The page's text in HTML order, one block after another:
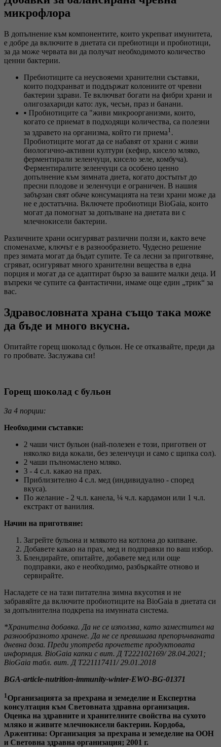
микрофлора
В допълнение към компонентите, които укрепват имунитета,
е добре да включите в диетата си пребиотици и пробиотици,
за да може червата ви да получат необходимото количество
ценни бактерии.
Пребиотиците са неусвояеми хранителни съставки,
които подхранват и поддържат колониите от чревни
бактерии здрави. Те включват богати на фибри храни и
олигозахариди като: лук, чесън, праз и банани.
▪ Пробиотиците са "живи микроорганизми, които,
когато се приемат в подходящи количества, са полезни
за здравето на организма, който ги приема1 .
Пробиотиците могат да се набавят от храни с живи
биологично-активни култури (кефир, кисело мляко,
ферментирали зеленчуци, кисело зеле, комбуча).
Ферментиралите зеленчуци са особено ценно
допълнение към зимната диета, когато достъпът до
пресни плодове и зеленчуци е ограничен. В нашия
забързан свят обаче консумацията на тези храни може да
не е достатъчна. Включете пробиотици BioGaia, които
могат да помогнат за допълване на диетата ви с
млечнокисели бактерии.
Различните храни осигуряват различни ползи и, както вече
споменахме, ключът е в разнообразието. Чудесно решение
през зимата могат да бъдат супите. Те са лесни за приготвяне,
сгряват, осигуряват много хранителни вещества в една
порция и могат да се адаптират бързо за вашите малки деца. И
въпреки че супите са фантастични, имаме още един „трик“ за
вас.
Здравословната храна също така може
да бъде и много вкусна.
Опитайте горещ шоколад с бульон. Не се отказвайте, преди да
го пробвате. Заслужава си!
Горещ шоколад с бульон
За 4 порции:
Необходими съставки:
2 чаши чист бульон (най-полезен е този, приготвен от
няколко вида кокали, без зеленчуци и само с щипка сол).
2 чаши пълномаслено мляко.
3 - 4 с.л. какао на прах.
Приблизително 4 с.л. мед (индивидуално - според
вкуса).
По желание - 2 ч.л. канела, ¼ ч.л. кардамон или 1 ч.л.
екстракт от ванилия.
Начин на приготвяне:
Загрейте бульона и млякото на котлона до кипване.
Добавете какао на прах, мед и подправки по ваш избор.
Блендирайте, опитайте, добавете мед или още
подправки, ако е необходимо, разбъркайте отново и
сервирайте.
Насладете се на тази питателна зимна вкусотия и не
забравяйте да включите пробиотиците на BioGaia в диетата си
за допълнителна подкрепа на имунната система.
*Хранителна добавка. Да не се използва, като заместител на
разнообразното хранене. Да не се превишава препоръчваната
дневна доза. Преди употреба прочетете продуктовата
информция. BioGaia капки с вит. Д Т222102169/ 28.04.2021;
BioGaia табл. вит. Д Т221117411/ 29.01.2018
BGA-article-nutrition-immunity-winter-EWO-BG-01371
1 Организацията за прехрана и земеделие и Експертна
консултация към Световната здравна организация.
Оценка на здравните и хранителните свойства на сухото
мляко и живите млечнокисели бактерии. Кордоба,
Аржентина: Организация за прехрана и земеделие на ООН
и Световна здравна организация; 2001 г.